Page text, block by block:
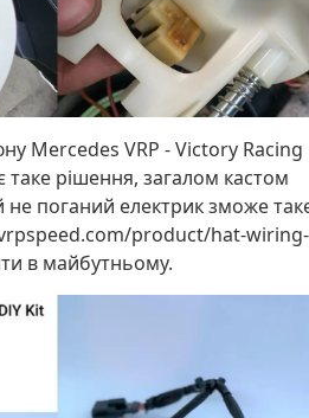
Mercedes VRP - Victory Racing
рішення, загалом кастом
поганий електрик зможе
product/hat-wiring-
в майбутньому.